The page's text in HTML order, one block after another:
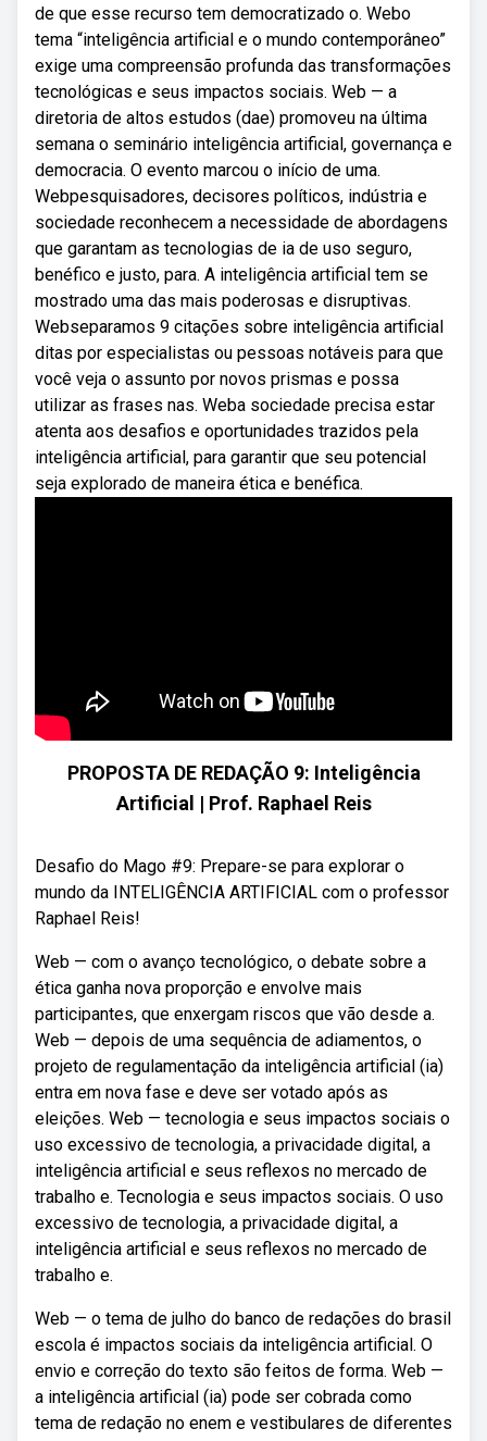
de que esse recurso tem democratizado o. Webo
tema “inteligência artificial e o mundo contemporâneo”
exige uma compreensão profunda das transformações
tecnológicas e seus impactos sociais. Web — a
diretoria de altos estudos (dae) promoveu na última
semana o seminário inteligência artificial, governança e
democracia. O evento marcou o início de uma.
Webpesquisadores, decisores políticos, indústria e
sociedade reconhecem a necessidade de abordagens
que garantam as tecnologias de ia de uso seguro,
benéfico e justo, para. A inteligência artificial tem se
mostrado uma das mais poderosas e disruptivas.
Webseparamos 9 citações sobre inteligência artificial
ditas por especialistas ou pessoas notáveis para que
você veja o assunto por novos prismas e possa
utilizar as frases nas. Weba sociedade precisa estar
atenta aos desafios e oportunidades trazidos pela
inteligência artificial, para garantir que seu potencial
seja explorado de maneira ética e benéfica.
PROPOSTA DE REDAÇÃO 9: Inteligência
Artificial | Prof. Raphael Reis
Desafio do Mago #9: Prepare-se para explorar o
mundo da INTELIGÊNCIA ARTIFICIAL com o professor
Raphael Reis!
Web — com o avanço tecnológico, o debate sobre a
ética ganha nova proporção e envolve mais
participantes, que enxergam riscos que vão desde a.
Web — depois de uma sequência de adiamentos, o
projeto de regulamentação da inteligência artificial (ia)
entra em nova fase e deve ser votado após as
eleições. Web — tecnologia e seus impactos sociais o
uso excessivo de tecnologia, a privacidade digital, a
inteligência artificial e seus reflexos no mercado de
trabalho e. Tecnologia e seus impactos sociais. O uso
excessivo de tecnologia, a privacidade digital, a
inteligência artificial e seus reflexos no mercado de
trabalho e.
Web — o tema de julho do banco de redações do brasil
escola é impactos sociais da inteligência artificial. O
envio e correção do texto são feitos de forma. Web —
a inteligência artificial (ia) pode ser cobrada como
tema de redação no enem e vestibulares de diferentes